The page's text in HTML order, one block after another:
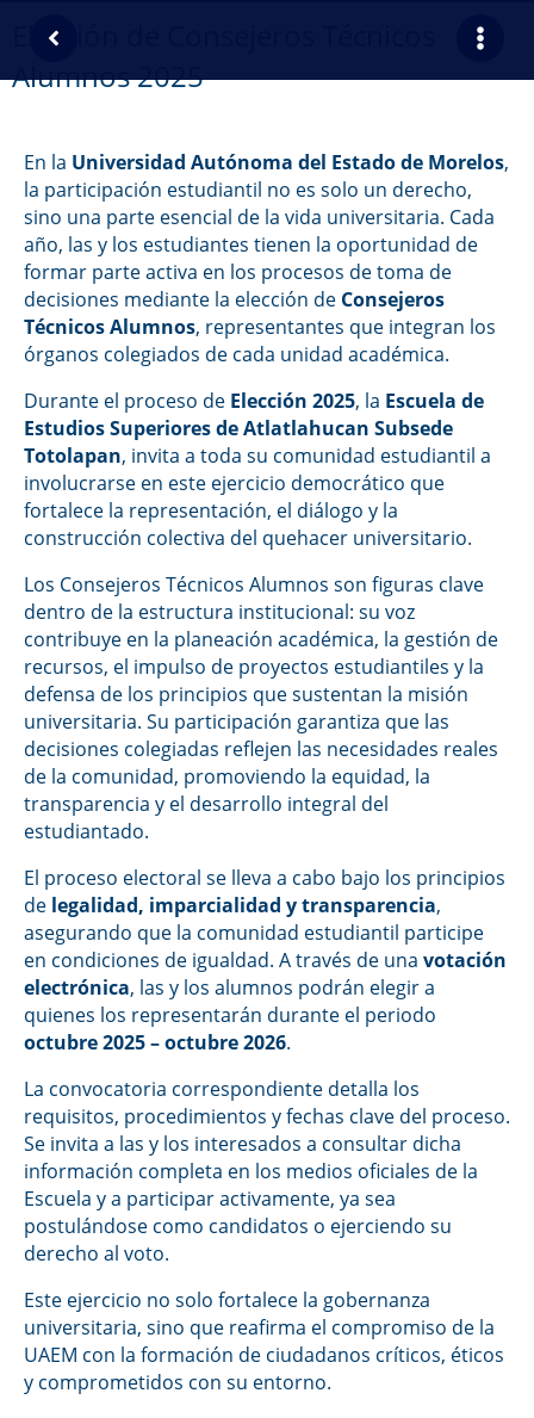
Elección de Consejeros Técnicos
Alumnos 2025
En la Universidad Autónoma del Estado de Morelos,
la participación estudiantil no es solo un derecho,
sino una parte esencial de la vida universitaria. Cada
año, las y los estudiantes tienen la oportunidad de
formar parte activa en los procesos de toma de
decisiones mediante la elección de Consejeros
Técnicos Alumnos, representantes que integran los
órganos colegiados de cada unidad académica.
Durante el proceso de Elección 2025, la Escuela de
Estudios Superiores de Atlatlahucan Subsede
Totolapan, invita a toda su comunidad estudiantil a
involucrarse en este ejercicio democrático que
fortalece la representación, el diálogo y la
construcción colectiva del quehacer universitario.
Los Consejeros Técnicos Alumnos son figuras clave
dentro de la estructura institucional: su voz
contribuye en la planeación académica, la gestión de
recursos, el impulso de proyectos estudiantiles y la
defensa de los principios que sustentan la misión
universitaria. Su participación garantiza que las
decisiones colegiadas reflejen las necesidades reales
de la comunidad, promoviendo la equidad, la
transparencia y el desarrollo integral del
estudiantado.
El proceso electoral se lleva a cabo bajo los principios
de legalidad, imparcialidad y transparencia,
asegurando que la comunidad estudiantil participe
en condiciones de igualdad. A través de una votación
electrónica, las y los alumnos podrán elegir a
quienes los representarán durante el periodo
octubre 2025 – octubre 2026.
La convocatoria correspondiente detalla los
requisitos, procedimientos y fechas clave del proceso.
Se invita a las y los interesados a consultar dicha
información completa en los medios oficiales de la
Escuela y a participar activamente, ya sea
postulándose como candidatos o ejerciendo su
derecho al voto.
Este ejercicio no solo fortalece la gobernanza
universitaria, sino que reafirma el compromiso de la
UAEM con la formación de ciudadanos críticos, éticos
y comprometidos con su entorno.